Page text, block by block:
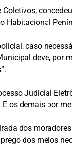
Habitacional
caso
deve, por
Judicial
os demais por
dos
dos meios